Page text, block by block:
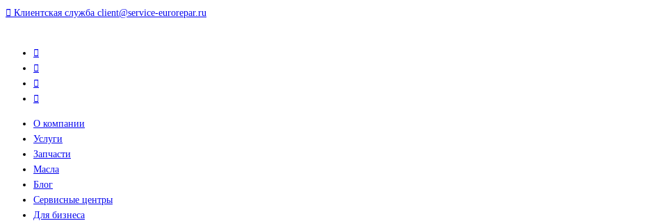
Клиентская служба client@service-eurorepar.ru
О компании
Услуги
Запчасти
Масла
Блог
Сервисные центры
Для бизнеса